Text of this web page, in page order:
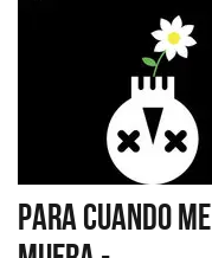
PARA CUANDO ME